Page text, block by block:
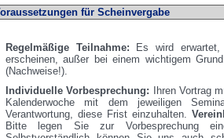
für Scheinvergabe
Regelmäßige Teilnahme: Es wird erwartet,
erscheinen, außer bei einem wichtigem
(Nachweise!).
Individuelle Vorbesprechung: Ihren Vortrag
Kalenderwoche mit dem jeweiligen
Verantwortung, diese Frist einzuhalten.
Bitte legen Sie zur Vorbesprechung